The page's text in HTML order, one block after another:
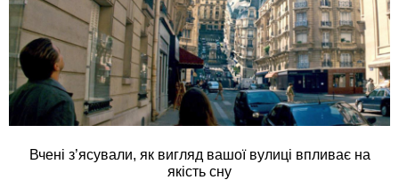
Вчені з’ясували, як вигляд вашої вулиці впливає на
якість сну